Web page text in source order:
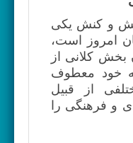
و کنش یکی
امروز است،
کلانی از
به خود معطوف
از قبیل
و فرهنگی را